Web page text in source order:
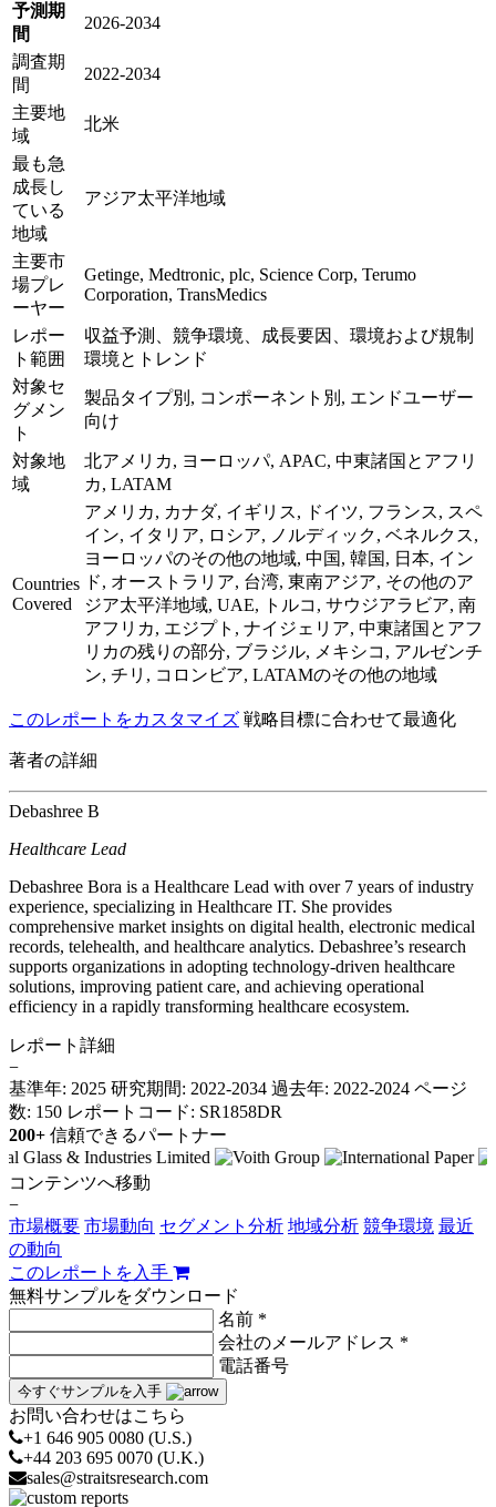
予測期
間
2026-2034
調査期
間
2022-2034
主要地
域
北米
最も急
成長し
ている
地域
アジア太平洋地域
主要市
場プレ
ーヤー
Getinge, Medtronic, plc, Science Corp, Terumo
Corporation, TransMedics
レポー
ト範囲
収益予測、競争環境、成長要因、環境および規制
環境とトレンド
対象セ
グメン
ト
製品タイプ別, コンポーネント別, エンドユーザー
向け
対象地
域
北アメリカ, ヨーロッパ, APAC, 中東諸国とアフリ
カ, LATAM
Countries
Covered
アメリカ, カナダ, イギリス, ドイツ, フランス, スペ
イン, イタリア, ロシア, ノルディック, ベネルクス,
ヨーロッパのその他の地域, 中国, 韓国, 日本, イン
ド, オーストラリア, 台湾, 東南アジア, その他のア
ジア太平洋地域, UAE, トルコ, サウジアラビア, 南
アフリカ, エジプト, ナイジェリア, 中東諸国とアフ
リカの残りの部分, ブラジル, メキシコ, アルゼンチ
ン, チリ, コロンビア, LATAMのその他の地域
このレポートをカスタマイズ 戦略目標に合わせて最適化
著者の詳細
Debashree B
Healthcare Lead
Debashree Bora is a Healthcare Lead with over 7 years of industry
experience, specializing in Healthcare IT. She provides
comprehensive market insights on digital health, electronic medical
records, telehealth, and healthcare analytics. Debashree’s research
supports organizations in adopting technology-driven healthcare
solutions, improving patient care, and achieving operational
efficiency in a rapidly transforming healthcare ecosystem.
レポート詳細
−
基準年: 2025 研究期間: 2022-2034 過去年: 2022-2024 ページ
数: 150 レポートコード: SR1858DR
200+ 信頼できるパートナー
コンテンツへ移動
−
市場概要 市場動向 セグメント分析 地域分析 競争環境 最近
の動向
このレポートを入手
無料サンプルをダウンロード
名前 *
会社のメールアドレス *
電話番号
今すぐサンプルを入手
お問い合わせはこちら
+1 646 905 0080 (U.S.)
+44 203 695 0070 (U.K.)
sales@straitsresearch.com